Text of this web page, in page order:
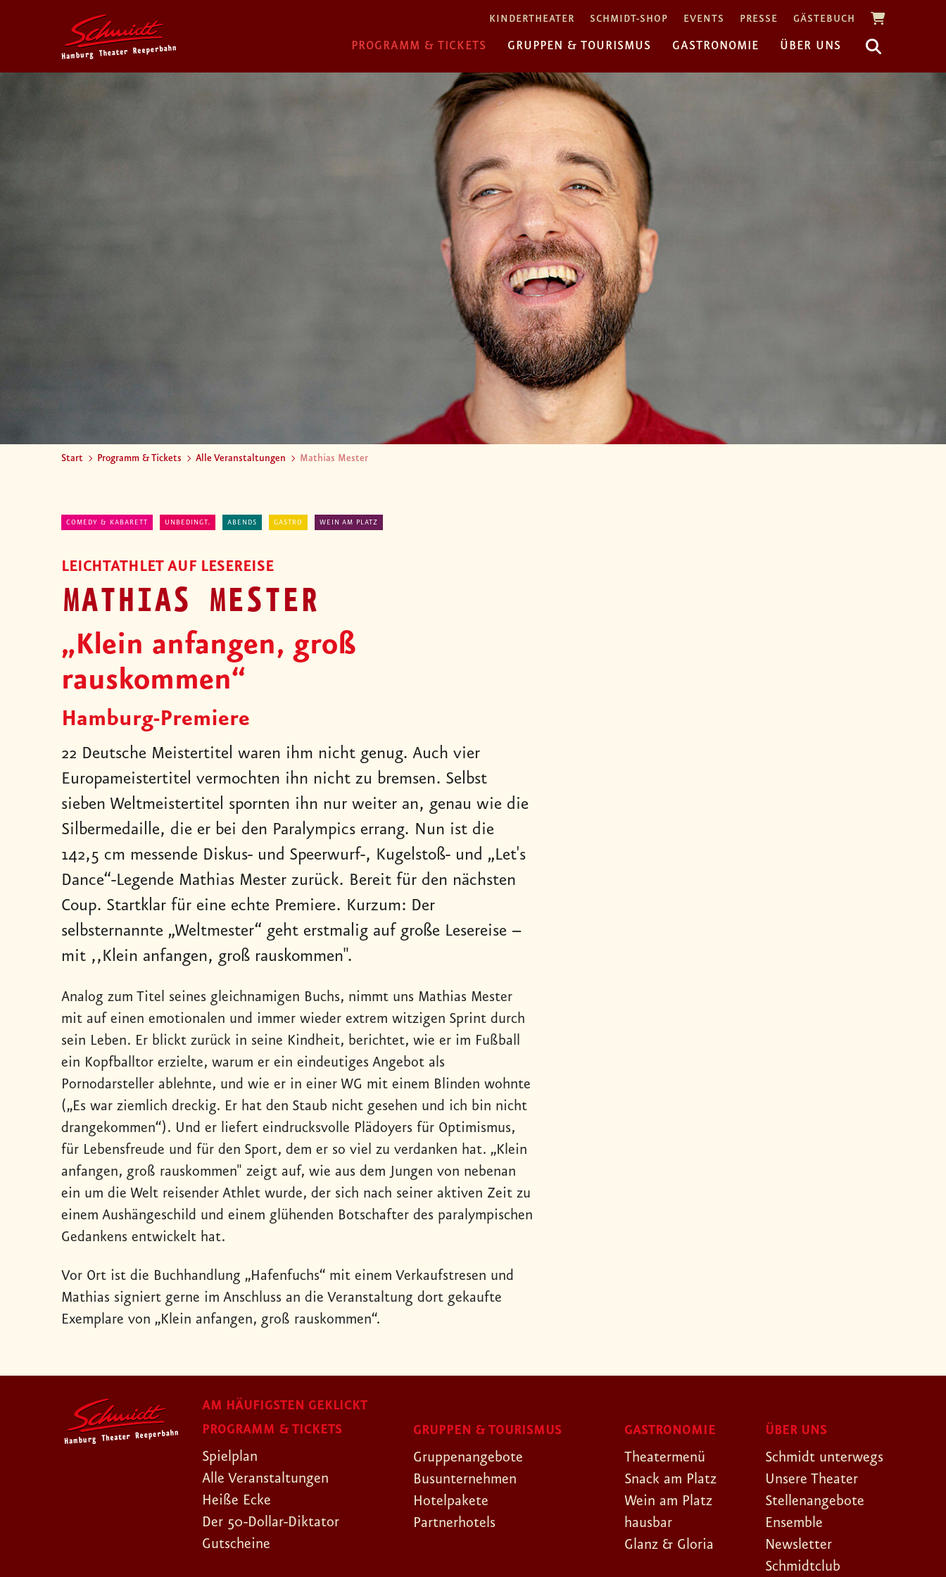
KINDERTHEATER SCHMIDT-SHOP EVENTS PRESSE GÄSTEBUCH
PROGRAMM & TICKETS GRUPPEN & TOURISMUS GASTRONOMIE ÜBER UNS
Start Programm & Tickets Alle Veranstaltungen Mathias Mester
COMEDY & KABARETT UNBEDINGT. ABENDS GASTRO WEIN AM PLATZ
LEICHTATHLET AUF LESEREISE
MATHIAS MESTER
„Klein anfangen, groß
rauskommen“
Hamburg-Premiere
22 Deutsche Meistertitel waren ihm nicht genug. Auch vier
Europameistertitel vermochten ihn nicht zu bremsen. Selbst
sieben Weltmeistertitel spornten ihn nur weiter an, genau wie die
Silbermedaille, die er bei den Paralympics errang. Nun ist die
142,5 cm messende Diskus- und Speerwurf-, Kugelstoß- und „Let's
Dance“-Legende Mathias Mester zurück. Bereit für den nächsten
Coup. Startklar für eine echte Premiere. Kurzum: Der
selbsternannte „Weltmester“ geht erstmalig auf große Lesereise –
mit ,,Klein anfangen, groß rauskommen".
Analog zum Titel seines gleichnamigen Buchs, nimmt uns Mathias Mester
mit auf einen emotionalen und immer wieder extrem witzigen Sprint durch
sein Leben. Er blickt zurück in seine Kindheit, berichtet, wie er im Fußball
ein Kopfballtor erzielte, warum er ein eindeutiges Angebot als
Pornodarsteller ablehnte, und wie er in einer WG mit einem Blinden wohnte
(„Es war ziemlich dreckig. Er hat den Staub nicht gesehen und ich bin nicht
drangekommen“). Und er liefert eindrucksvolle Plädoyers für Optimismus,
für Lebensfreude und für den Sport, dem er so viel zu verdanken hat. „Klein
anfangen, groß rauskommen" zeigt auf, wie aus dem Jungen von nebenan
ein um die Welt reisender Athlet wurde, der sich nach seiner aktiven Zeit zu
einem Aushängeschild und einem glühenden Botschafter des paralympischen
Gedankens entwickelt hat.
Vor Ort ist die Buchhandlung „Hafenfuchs“ mit einem Verkaufstresen und
Mathias signiert gerne im Anschluss an die Veranstaltung dort gekaufte
Exemplare von „Klein anfangen, groß rauskommen“.
AM HÄUFIGSTEN GEKLICKT
PROGRAMM & TICKETS
Spielplan
Alle Veranstaltungen
Heiße Ecke
Der 50-Dollar-Diktator
Gutscheine
GRUPPEN & TOURISMUS
Gruppenangebote
Busunternehmen
Hotelpakete
Partnerhotels
GASTRONOMIE
Theatermenü
Snack am Platz
Wein am Platz
hausbar
Glanz & Gloria
ÜBER UNS
Schmidt unterwegs
Unsere Theater
Stellenangebote
Ensemble
Newsletter
Schmidtclub